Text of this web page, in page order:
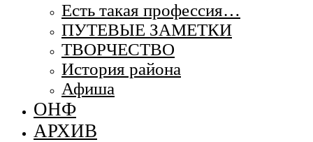
Есть такая профессия…
ПУТЕВЫЕ ЗАМЕТКИ
ТВОРЧЕСТВО
История района
Афиша
ОНФ
АРХИВ